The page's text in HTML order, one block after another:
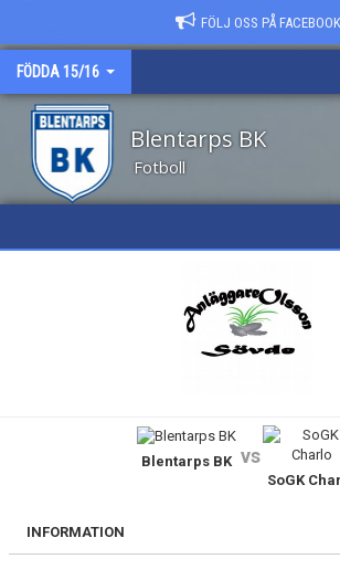
FÖLJ OSS PÅ FACEBOOK
FÖDDA 15/16
Blentarps BK
Fotboll
KONTAKT
Blentarps BK vs
SoGK
INFORMATION